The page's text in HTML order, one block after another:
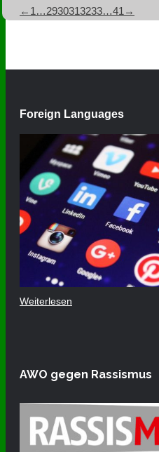
← 1 …2930313233…41 →
Foreign Languages
Weiterlesen
AWO gegen Rassismus